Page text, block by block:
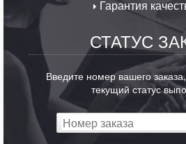
Гарантия
СТАТУС
Введите номер вашего
текущий статус